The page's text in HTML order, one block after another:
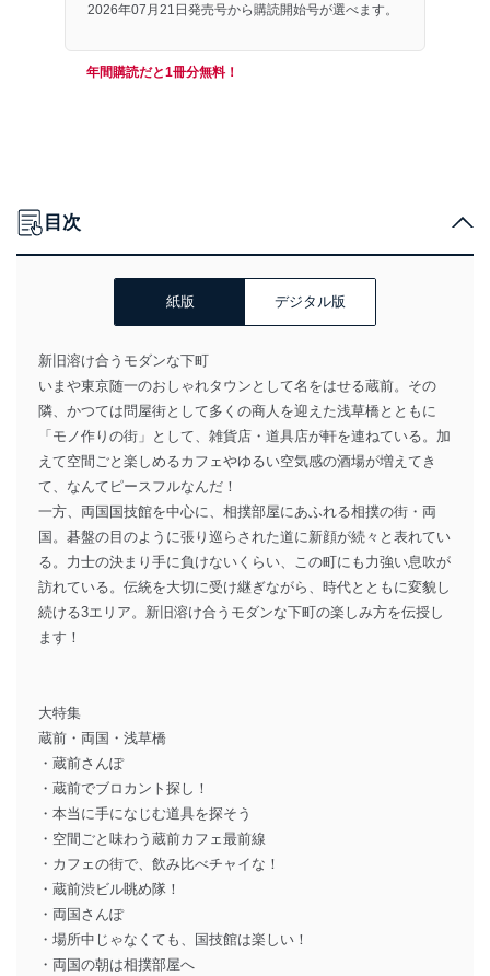
2026年07月21日発売号から購読開始号が選べます。
年間購読だと1冊分無料！
目次
紙版 デジタル版
新旧溶け合うモダンな下町
いまや東京随一のおしゃれタウンとして名をはせる蔵前。その
隣、かつては問屋街として多くの商人を迎えた浅草橋とともに
「モノ作りの街」として、雑貨店・道具店が軒を連ねている。加
えて空間ごと楽しめるカフェやゆるい空気感の酒場が増えてき
て、なんてピースフルなんだ！
一方、両国国技館を中心に、相撲部屋にあふれる相撲の街・両
国。碁盤の目のように張り巡らされた道に新顔が続々と表れてい
る。力士の決まり手に負けないくらい、この町にも力強い息吹が
訪れている。伝統を大切に受け継ぎながら、時代とともに変貌し
続ける3エリア。新旧溶け合うモダンな下町の楽しみ方を伝授し
ます！
大特集
蔵前・両国・浅草橋
・蔵前さんぽ
・蔵前でブロカント探し！
・本当に手になじむ道具を探そう
・空間ごと味わう蔵前カフェ最前線
・カフェの街で、飲み比べチャイな！
・蔵前渋ビル眺め隊！
・両国さんぽ
・場所中じゃなくても、国技館は楽しい！
・両国の朝は相撲部屋へ